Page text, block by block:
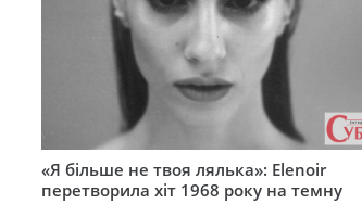
«Я більше не твоя лялька»: Elenoir
перетворила хіт 1968 року на темну